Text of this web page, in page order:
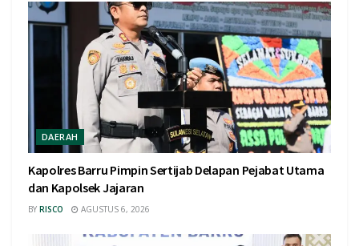
DAERAH
Kapolres Barru Pimpin Sertijab Delapan Pejabat Utama
dan Kapolsek Jajaran
BY RISCO AGUSTUS 6, 2026